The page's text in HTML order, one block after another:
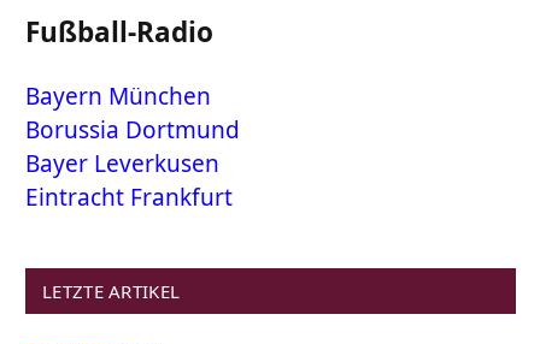
Fußball-Radio
Bayern München
Borussia Dortmund
Bayer Leverkusen
Eintracht Frankfurt
LETZTE ARTIKEL